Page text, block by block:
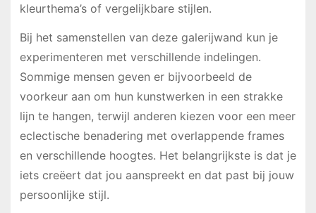
kleurthema’s of vergelijkbare stijlen.
Bij het samenstellen van deze galerijwand kun je
experimenteren met verschillende indelingen.
Sommige mensen geven er bijvoorbeeld de
voorkeur aan om hun kunstwerken in een strakke
lijn te hangen, terwijl anderen kiezen voor een meer
eclectische benadering met overlappende frames
en verschillende hoogtes. Het belangrijkste is dat je
iets creëert dat jou aanspreekt en dat past bij jouw
persoonlijke stijl.